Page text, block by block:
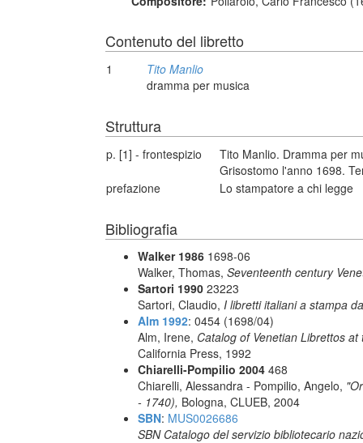
Contenuto del libretto
1
Tito Manlio
dramma per musica
Struttura
p. [1] - frontespizio
Tito Manlio. Dramma per
Grisostomo l'anno 1698.
prefazione
Lo stampatore a chi legge
Bibliografia
Walker 1986 1698-06
Walker, Thomas, Seventeenth century
Sartori 1990 23223
Sartori, Claudio, I libretti italiani a stampa
Alm 1992: 0454 (1698/04)
Alm, Irene, Catalog of Venetian Librettos
California Press, 1992
Chiarelli-Pompilio 2004 468
Chiarelli, Alessandra - Pompilio, Angelo,
- 1740), Bologna, CLUEB, 2004
SBN: MUS0026686
SBN Catalogo del servizio bibliotecario